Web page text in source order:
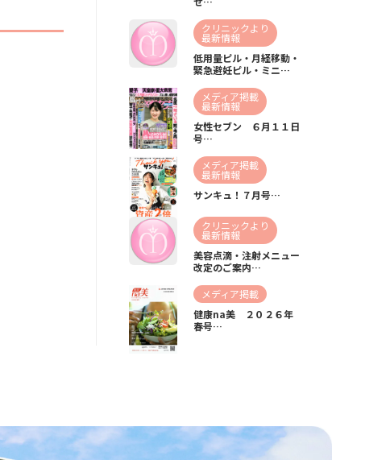
クリニックより
最新情報
低用量ピル・月経移動・
緊急避妊ピル・ミニ…
メディア掲載
最新情報
女性セブン ６月１１日
号…
メディア掲載
最新情報
サンキュ！７月号…
クリニックより
最新情報
美容点滴・注射メニュー
改定のご案内…
メディア掲載
健康na美 ２０２６年
春号…